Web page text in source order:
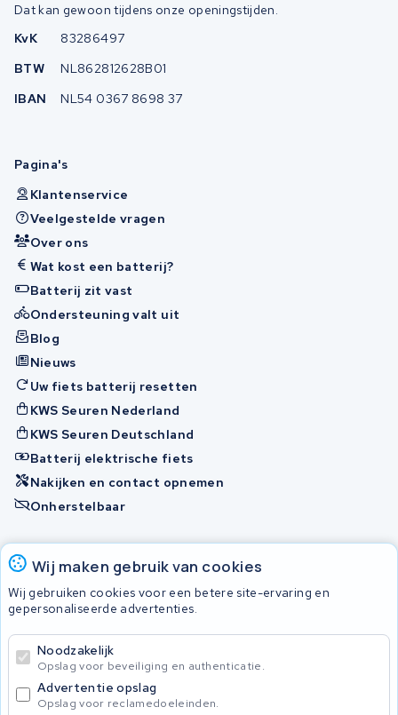
Wij maken gebruik van cookies
Wij gebruiken cookies voor een betere site-ervaring en
gepersonaliseerde advertenties.
Noodzakelijk
Opslag voor beveiliging en authenticatie.
Advertentie opslag
Opslag voor reclamedoeleinden.
Dat kan gewoon tijdens onze openingstijden.
KvK
83286497
BTW
NL862812628B01
IBAN
NL54 0367 8698 37
Pagina's
Klantenservice
Veelgestelde vragen
Over ons
Wat kost een batterij?
Batterij zit vast
Ondersteuning valt uit
Blog
Nieuws
Uw fiets batterij resetten
KWS Seuren Nederland
KWS Seuren Deutschland
Batterij elektrische fiets
Nakijken en contact opnemen
Onherstelbaar
Accu's
Privacy Policy